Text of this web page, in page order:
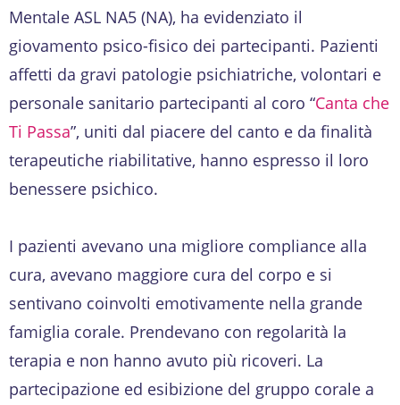
Mentale ASL NA5 (NA), ha evidenziato il
giovamento psico-fisico dei partecipanti. Pazienti
affetti da gravi patologie psichiatriche, volontari e
personale sanitario partecipanti al coro “Canta che
Ti Passa”, uniti dal piacere del canto e da finalità
terapeutiche riabilitative, hanno espresso il loro
benessere psichico.
I pazienti avevano una migliore compliance alla
cura, avevano maggiore cura del corpo e si
sentivano coinvolti emotivamente nella grande
famiglia corale. Prendevano con regolarità la
terapia e non hanno avuto più ricoveri. La
partecipazione ed esibizione del gruppo corale a